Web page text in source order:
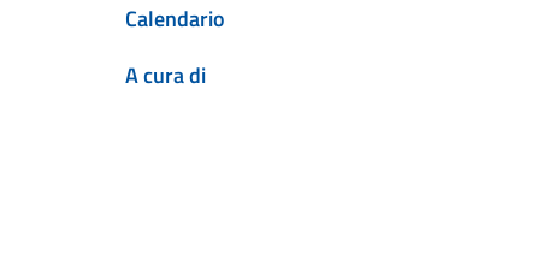
Calendario
A cura di